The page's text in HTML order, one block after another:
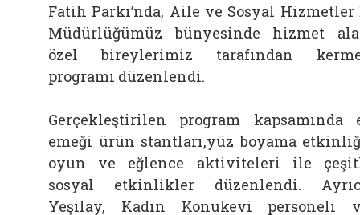
Fatih Parkı’nda, Aile ve Sosyal
Müdürlüğümüz bünyesinde hizmet
özel bireylerimiz tarafından
programı düzenlendi.
Gerçekleştirilen program kapsamında
emeği ürün stantları,yüz boyama
oyun ve eğlence aktiviteleri ile
sosyal etkinlikler düzenlendi.
Yeşilay, Kadın Konukevi personeli